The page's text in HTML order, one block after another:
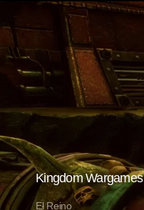
Kingdom Wargames
El Reino